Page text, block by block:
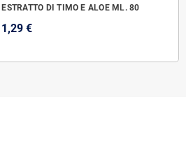
ESTRATTO DI TIMO E ALOE ML. 80
1,29 €